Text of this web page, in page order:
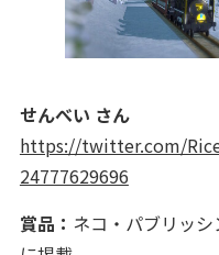
せんべい さん
https://twitter.com/
24777629696
賞品： ネコ・パブリッ